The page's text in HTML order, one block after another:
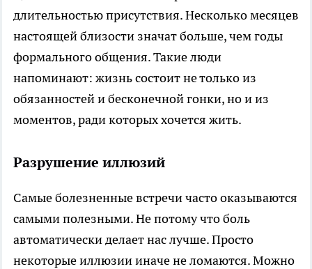
длительностью присутствия. Несколько месяцев
настоящей близости значат больше, чем годы
формального общения. Такие люди
напоминают: жизнь состоит не только из
обязанностей и бесконечной гонки, но и из
моментов, ради которых хочется жить.
Разрушение иллюзий
Самые болезненные встречи часто оказываются
самыми полезными. Не потому что боль
автоматически делает нас лучше. Просто
некоторые иллюзии иначе не ломаются. Можно